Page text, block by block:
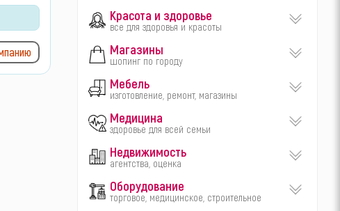
Красота и здоровье
все для здоровья и красоты
Магазины
шопинг по городу
Мебель
изготовление, ремонт, магазины
Медицина
здоровье для всей семьи
Недвижимость
агентства, оценка
Оборудование
торговое, медицинское, строительное